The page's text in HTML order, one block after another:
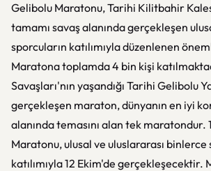
Gelibolu Maratonu, Tarihi Kilitbahir
tamamı savaş alanında gerçekleşen
sporcuların katılımıyla düzenlenen
Maratona toplamda 4 bin kişi
Savaşları'nın yaşandığı Tarihi Gelibolu
gerçekleşen maraton, dünyanın en iyi
alanında temasını alan tek maratondur.
Maratonu, ulusal ve uluslararası binlerce
katılımıyla 12 Ekim'de gerçekleşecektir.